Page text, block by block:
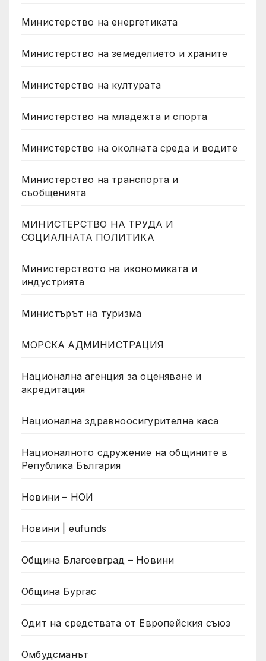
Министерство на енергетиката
Министерство на земеделието и храните
Министерство на културата
Министерство на младежта и спорта
Министерство на околната среда и водите
Министерство на транспорта и
съобщенията
МИНИСТЕРСТВО НА ТРУДА И
СОЦИАЛНАТА ПОЛИТИКА
Министерството на икономиката и
индустрията
Министърът на туризма
МОРСКА АДМИНИСТРАЦИЯ
Национална агенция за оценяване и
акредитация
Национална здравноосигурителна каса
Националното сдружение на общините в
Република България
Новини – НОИ
Новини | eufunds
Община Благоевград – Новини
Община Бургас
Одит на средствата от Европейския съюз
Омбудсманът